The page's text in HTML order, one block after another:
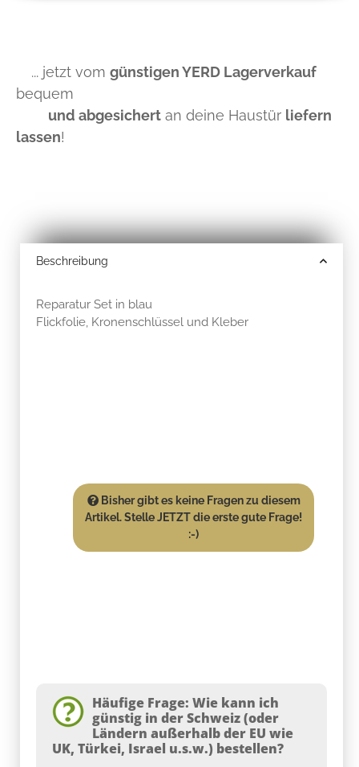
... jetzt vom günstigen YERD Lagerverkauf
bequem
und abgesichert an deine Haustür liefern
lassen!
Beschreibung
Reparatur Set in blau
Flickfolie, Kronenschlüssel und Kleber
Bisher gibt es keine Fragen zu diesem
Artikel. Stelle JETZT die erste gute Frage!
:-)
Häufige Frage: Wie kann ich
günstig in der Schweiz (oder
Ländern außerhalb der EU wie
UK, Türkei, Israel u.s.w.) bestellen?